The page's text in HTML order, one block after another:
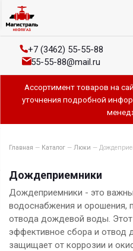
+7 (3462) 55-55-88
55-55-88@mail.ru
Ассортимент товаров на
уточнения подробной
Главная — Каталог — Люки —
Дождеприемники
Дождеприемники - это
водоснабжения и орошения,
отвода дождевой воды.
эффективное сбора и отвод
защищает от коррозии и